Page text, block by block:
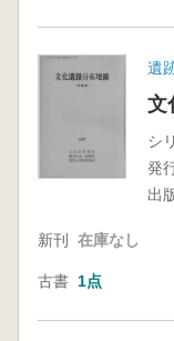
遺
文
シ
発
出
新刊 在庫なし
古書 1点